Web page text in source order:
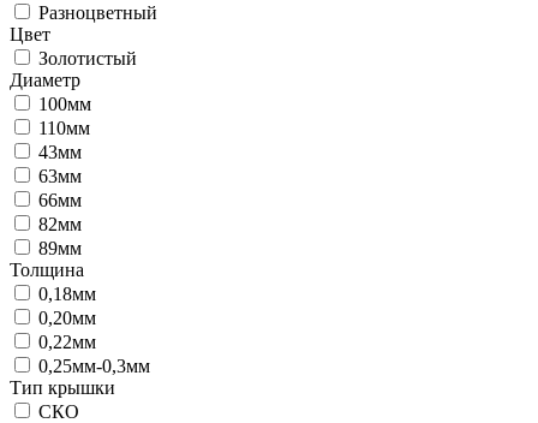
Разноцветный
Цвет
Золотистый
Диаметр
100мм
110мм
43мм
63мм
66мм
82мм
89мм
Толщина
0,18мм
0,20мм
0,22мм
0,25мм-0,3мм
Тип крышки
СКО